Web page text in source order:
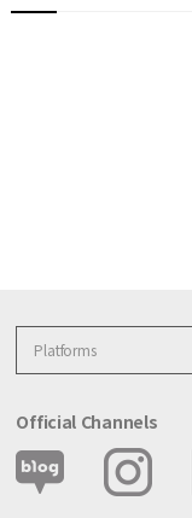
Official Channels